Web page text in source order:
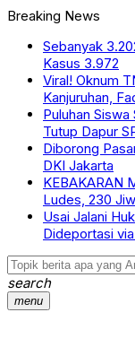
Breaking News
Sebanyak
Kasus 3.972
Viral! Oknum
Kanjuruhan,
Puluhan
Tutup Dapur
Diborong
DKI Jakarta
KEBAKARAN
Ludes, 230
Usai Jalani
Dideportasi
search
menu